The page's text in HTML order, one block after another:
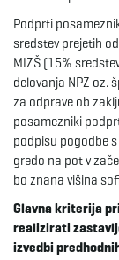
Podprti
sredstev prejetih
MIZŠ (15%
delovanja NPZ oz.
za odprave ob
posamezniki
podpisu pogodbe
gredo na pot v
bo znana višina
Glavna kriterija
realizirati
izvedbi